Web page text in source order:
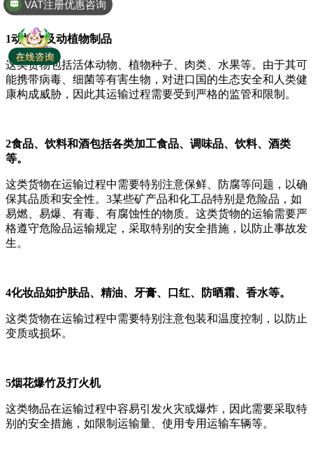
1动植物及动植物制品
这类货物包括活体动物、植物种子、肉类、水果等。由于其可
能携带病毒、细菌等有害生物，对进口国的生态安全和人类健
康构成威胁，因此其运输过程需要受到严格的监管和限制。
2食品、饮料和酒包括各类加工食品、调味品、饮料、酒类
等。
这类货物在运输过程中需要特别注意保鲜、防腐等问题，以确
保其品质和安全性。3某些矿产品和化工品特别是危险品，如
易燃、易爆、有毒、有腐蚀性的物质。这类货物的运输需要严
格遵守危险品运输规定，采取特别的安全措施，以防止事故发
生。
4化妆品如护肤品、精油、牙膏、口红、防晒霜、香水等。
这类货物在运输过程中需要特别注意包装和温度控制，以防止
变质或损坏。
5烟花爆竹及打火机
这类物品在运输过程中容易引发火灾或爆炸，因此需要采取特
别的安全措施，如限制运输量、使用专用运输车辆等。
全球商标专利注册